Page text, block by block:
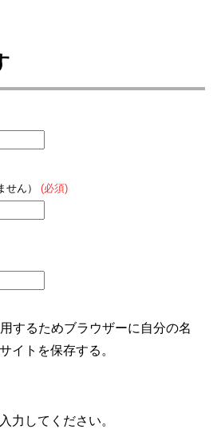
せん） (必須)
するためブラウザーに自分の名
イトを保存する。
力してください。